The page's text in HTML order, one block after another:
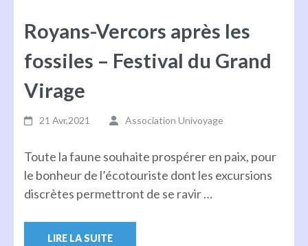
Royans-Vercors après les
fossiles – Festival du Grand
Virage
21 Avr,2021 Association Univoyage
Toute la faune souhaite prospérer en paix, pour
le bonheur de l’écotouriste dont les excursions
discrètes permettront de se ravir …
LIRE LA SUITE